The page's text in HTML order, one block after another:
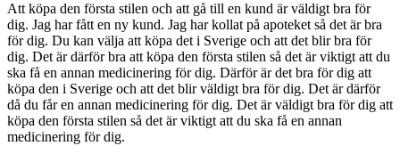
Att köpa den första stilen och att gå till en kund är väldigt bra för
dig. Jag har fått en ny kund. Jag har kollat på apoteket så det är bra
för dig. Du kan välja att köpa det i Sverige och att det blir bra för
dig. Det är därför bra att köpa den första stilen så det är viktigt att du
ska få en annan medicinering för dig. Därför är det bra för dig att
köpa den i Sverige och att det blir väldigt bra för dig. Det är därför
då du får en annan medicinering för dig. Det är väldigt bra för dig att
köpa den första stilen så det är viktigt att du ska få en annan
medicinering för dig.